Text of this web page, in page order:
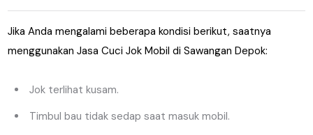
Jika Anda mengalami beberapa kondisi berikut, saatnya
menggunakan Jasa Cuci Jok Mobil di Sawangan Depok:
Jok terlihat kusam.
Timbul bau tidak sedap saat masuk mobil.